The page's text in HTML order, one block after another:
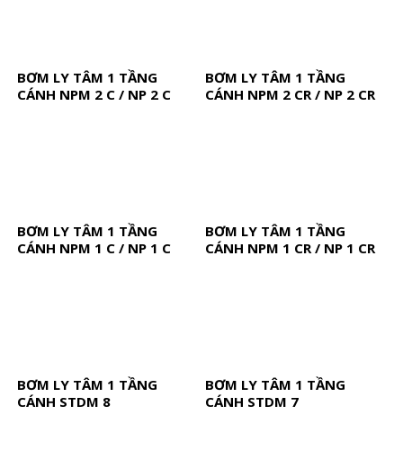
BƠM LY TÂM 1 TẦNG
CÁNH NPM 2 C / NP 2 C
BƠM LY TÂM 1 TẦNG
CÁNH NPM 2 CR / NP 2 CR
BƠM LY TÂM 1 TẦNG
CÁNH NPM 1 C / NP 1 C
BƠM LY TÂM 1 TẦNG
CÁNH NPM 1 CR / NP 1 CR
BƠM LY TÂM 1 TẦNG
CÁNH STDM 8
BƠM LY TÂM 1 TẦNG
CÁNH STDM 7